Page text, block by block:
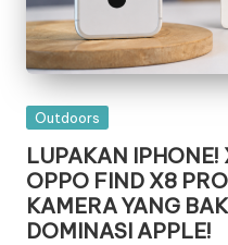
Posted
Outdoors
LUPAKAN IPHONE!
OPPO FIND X8
KAMERA YANG
DOMINASI APPLE!